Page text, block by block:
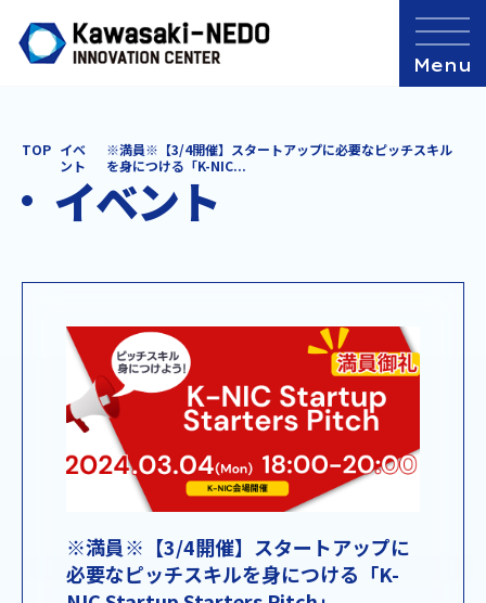
TOP イベ
ント
※満員※【3/4開催】スタートアップに必要なピッチスキル
を身につける「K-NIC...
イベント
※満員※【3/4開催】スタートアップに
必要なピッチスキルを身につける「K-